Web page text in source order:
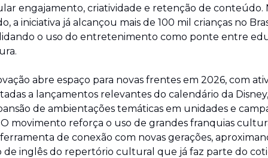
engajamento, criatividade e retenção de conteúdo.
a iniciativa já alcançou mais de 100 mil crianças no
o uso do entretenimento como ponte entre
abre espaço para novas frentes em 2026, com
a lançamentos relevantes do calendário da
de ambientações temáticas em unidades e
O movimento reforça o uso de grandes franquias
de conexão com novas gerações,
de inglês do repertório cultural que já faz parte do